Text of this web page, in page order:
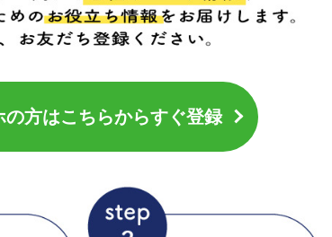
の方はこちらからすぐ登録